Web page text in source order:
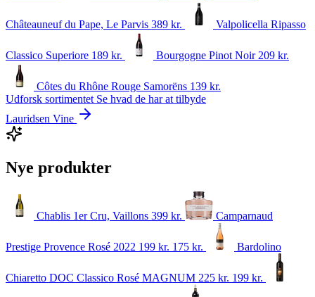
Châteauneuf du Pape, Le Parvis 389 kr. Valpolicella Ripasso
Classico Superiore 189 kr. Bourgogne Pinot Noir 209 kr.
Côtes du Rhône Rouge Samorëns 139 kr.
Udforsk sortimentet Se hvad de har at tilbyde
Lauridsen Vine
Nye produkter
Chablis 1er Cru, Vaillons 399 kr. Camparnaud
Prestige Provence Rosé 2022 199 kr. 175 kr. Bardolino
Chiaretto DOC Classico Rosé MAGNUM 225 kr. 199 kr.